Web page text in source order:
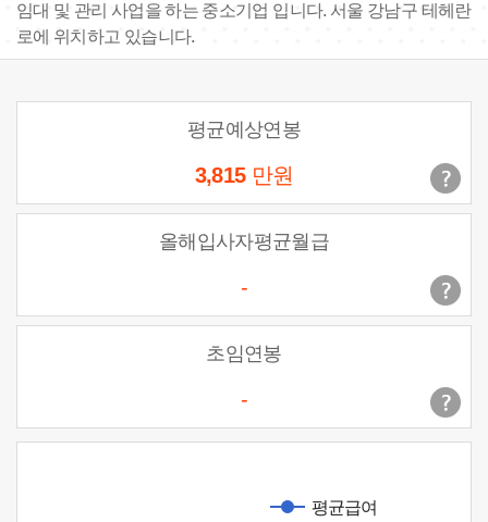
임대 및 관리 사업을 하는 중소기업 입니다. 서울 강남구 테헤란
로에 위치하고 있습니다.
평균예상연봉
3,815 만원
올해입사자평균월급
-
초임연봉
-
평균급여